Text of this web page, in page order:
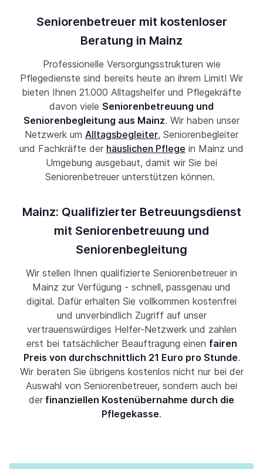
Seniorenbetreuer mit kostenloser
Beratung in Mainz
Professionelle Versorgungsstrukturen wie
Pflegedienste sind bereits heute an ihrem Limit! Wir
bieten Ihnen 21.000 Alltagshelfer und Pflegekräfte
davon viele Seniorenbetreuung und
Seniorenbegleitung aus Mainz. Wir haben unser
Netzwerk um Alltagsbegleiter, Seniorenbegleiter
und Fachkräfte der häuslichen Pflege in Mainz und
Umgebung ausgebaut, damit wir Sie bei
Seniorenbetreuer unterstützen können.
Mainz: Qualifizierter Betreuungsdienst
mit Seniorenbetreuung und
Seniorenbegleitung
Wir stellen Ihnen qualifizierte Seniorenbetreuer in
Mainz zur Verfügung - schnell, passgenau und
digital. Dafür erhalten Sie vollkommen kostenfrei
und unverbindlich Zugriff auf unser
vertrauenswürdiges Helfer-Netzwerk und zahlen
erst bei tatsächlicher Beauftragung einen fairen
Preis von durchschnittlich 21 Euro pro Stunde.
Wir beraten Sie übrigens kostenlos nicht nur bei der
Auswahl von Seniorenbetreuer, sondern auch bei
der finanziellen Kostenübernahme durch die
Pflegekasse.